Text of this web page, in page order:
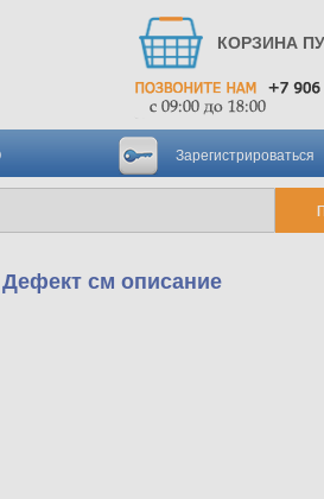
КОРЗИНА
Зарегистрироваться
см описание